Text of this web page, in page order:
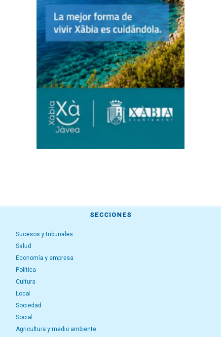
SECCIONES
Sucesos y tribunales
Salud
Economía y empresa
Política
Cultura
Local
Sociedad
Social
Agricultura y medio ambiente